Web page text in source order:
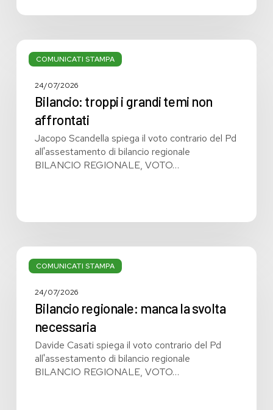
COMUNICATI STAMPA
Bilancio:
troppi
grandi
affrontati
24/07/2026
Bilancio: troppi i grandi temi non
affrontati
Jacopo Scandella spiega il voto contrario del Pd
all'assestamento di bilancio regionale
BILANCIO REGIONALE, VOTO…
COMUNICATI STAMPA
Bilancio
regionale:
svolta
24/07/2026
Bilancio regionale: manca la svolta
necessaria
Davide Casati spiega il voto contrario del Pd
all'assestamento di bilancio regionale
BILANCIO REGIONALE, VOTO…